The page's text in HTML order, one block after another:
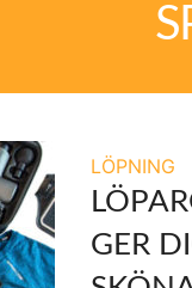
LÖPNING
GER